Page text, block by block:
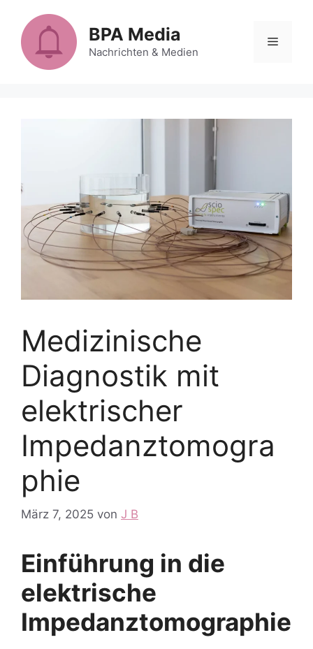
Inhalt
springen
BPA Media
Nachrichten & Medien
Menü
Medizinische
Diagnostik mit
elektrischer
Impedanztomogra
phie
März 7, 2025 von J B
Einführung in die
elektrische
Impedanztomographie